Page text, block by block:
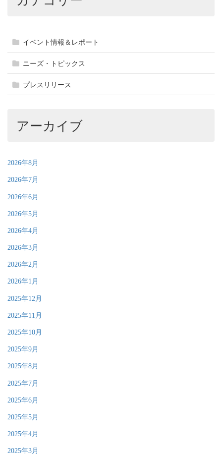
イベント情報＆レポート
ニーズ・トピックス
プレスリリース
アーカイブ
2026年8月
2026年7月
2026年6月
2026年5月
2026年4月
2026年3月
2026年2月
2026年1月
2025年12月
2025年11月
2025年10月
2025年9月
2025年8月
2025年7月
2025年6月
2025年5月
2025年4月
2025年3月